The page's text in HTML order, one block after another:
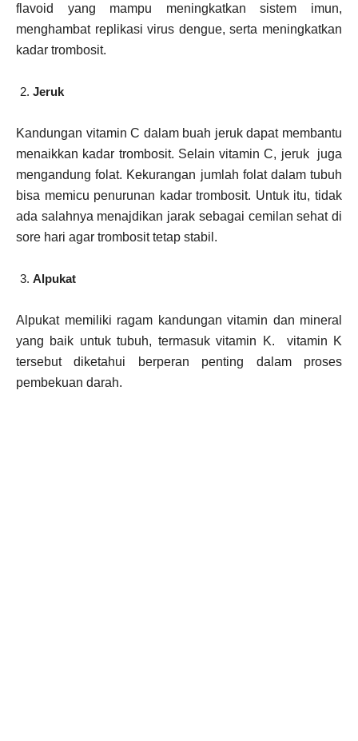
flavoid yang mampu meningkatkan sistem imun,
menghambat replikasi virus dengue, serta meningkatkan
kadar trombosit.
Jeruk
Kandungan vitamin C dalam buah jeruk dapat membantu
menaikkan kadar trombosit. Selain vitamin C, jeruk juga
mengandung folat. Kekurangan jumlah folat dalam tubuh
bisa memicu penurunan kadar trombosit. Untuk itu, tidak
ada salahnya menajdikan jarak sebagai cemilan sehat di
sore hari agar trombosit tetap stabil.
Alpukat
Alpukat memiliki ragam kandungan vitamin dan mineral
yang baik untuk tubuh, termasuk vitamin K. vitamin K
tersebut diketahui berperan penting dalam proses
pembekuan darah.